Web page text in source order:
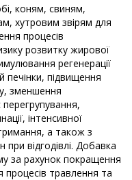
коням, свиням,
хутровим звірям для
процесів
розвитку жирової
регенерації
печінки, підвищення
зменшення
перегрупування,
інтенсивної
а також з
відгодівлі. Добавка
за рахунок покращення
травлення та